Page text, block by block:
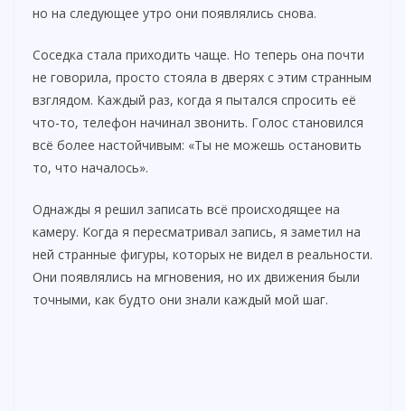
но на следующее утро они появлялись снова.
Соседка стала приходить чаще. Но теперь она почти
не говорила, просто стояла в дверях с этим странным
взглядом. Каждый раз, когда я пытался спросить её
что-то, телефон начинал звонить. Голос становился
всё более настойчивым: «Ты не можешь остановить
то, что началось».
Однажды я решил записать всё происходящее на
камеру. Когда я пересматривал запись, я заметил на
ней странные фигуры, которых не видел в реальности.
Они появлялись на мгновения, но их движения были
точными, как будто они знали каждый мой шаг.